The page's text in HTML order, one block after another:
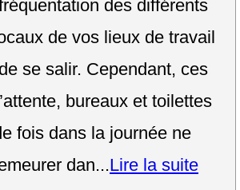
des différents
de vos lieux de travail
se salir. Cependant, ces
bureaux et toilettes
fois dans la journée ne
dan...Lire la suite